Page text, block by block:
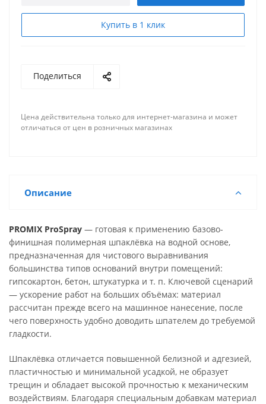
Купить в 1 клик
Поделиться
Цена действительна только для интернет-магазина и может
отличаться от цен в розничных магазинах
Описание
PROMIX ProSpray — готовая к применению базово-
финишная полимерная шпаклёвка на водной основе,
предназначенная для чистового выравнивания
большинства типов оснований внутри помещений:
гипсокартон, бетон, штукатурка и т. п. Ключевой сценарий
— ускорение работ на больших объёмах: материал
рассчитан прежде всего на машинное нанесение, после
чего поверхность удобно доводить шпателем до требуемой
гладкости.
Шпаклёвка отличается повышенной белизной и адгезией,
пластичностью и минимальной усадкой, не образует
трещин и обладает высокой прочностью к механическим
воздействиям. Благодаря специальным добавкам материал